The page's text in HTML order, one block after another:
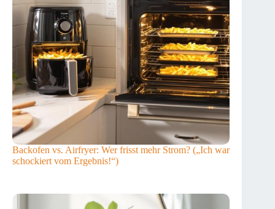
Backofen vs. Airfryer: Wer frisst mehr Strom? („Ich war
schockiert vom Ergebnis!“)